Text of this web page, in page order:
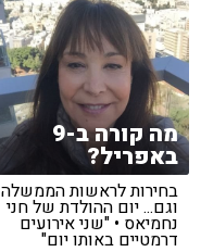
מה קורה ב-9
באפריל?
בחירות לראשות הממשלה
וגם... יום ההולדת של חני
נחמיאס • "שני אירועים
דרמטיים באותו יום"